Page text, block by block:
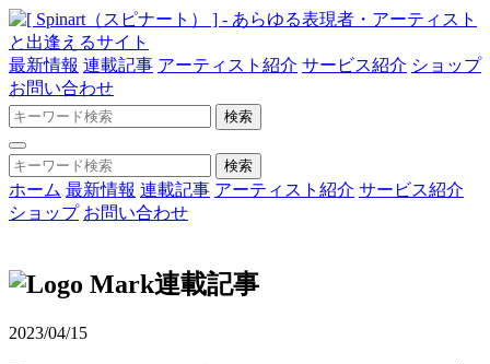
最新情報 連載記事 アーティスト紹介 サービス紹介 ショップ
お問い合わせ
ホーム 最新情報 連載記事 アーティスト紹介 サービス紹介
ショップ お問い合わせ
連載記事
2023/04/15